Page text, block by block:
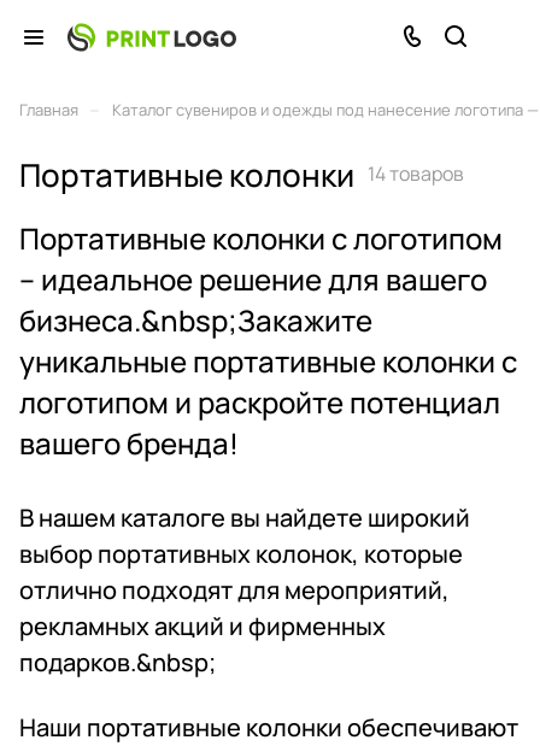
Главная Каталог сувениров и одежды под нанесение логотипа
Портативные колонки 14 товаров
Портативные колонки с логотипом
– идеальное решение для вашего
бизнеса.&nbsp;Закажите
уникальные портативные колонки с
логотипом и раскройте потенциал
вашего бренда!
В нашем каталоге вы найдете широкий
выбор портативных колонок, которые
отлично подходят для мероприятий,
рекламных акций и фирменных
подарков.&nbsp;
Наши портативные колонки обеспечивают